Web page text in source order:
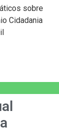
sobre
Cidadania